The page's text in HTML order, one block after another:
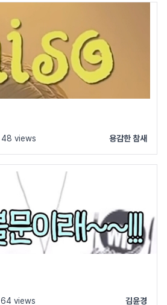
48 views 용감한 참새
64 views 김윤경